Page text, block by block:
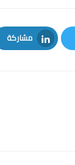
مشاركة
LinkedIn